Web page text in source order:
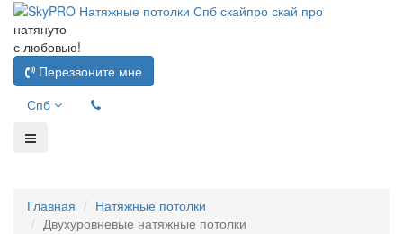
натянуто
с любовью!
Перезвоните мне
Спб
Главная
Натяжные потолки
Двухуровневые натяжные потолки